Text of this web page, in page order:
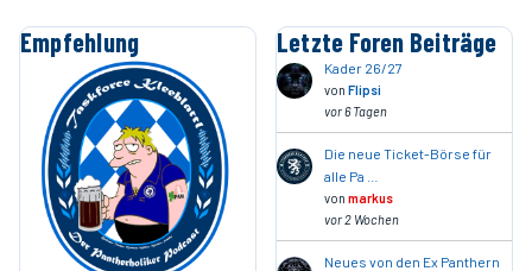
Empfehlung Letzte Foren Beiträge
Kader 26/27
von Flipsi
vor 6 Tagen
Die neue Ticket-Börse für
alle Pa …
von markus
vor 2 Wochen
Neues von den Ex Panthern